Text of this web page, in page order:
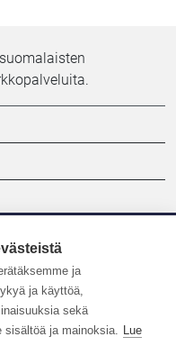
ja
ja käyttöä,
sekä
sisältöä ja mainoksia. Lue